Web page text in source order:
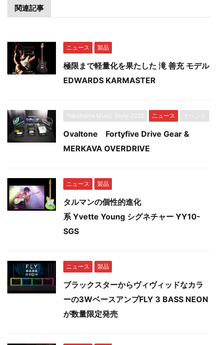
関連記事
ニュース 製品
極限まで軽量化を果たした 滝 善充 モデル
EDWARDS KARMASTER
Yokohama Music Style 2022 ニュース イベント
Ovaltone Fortyfive Drive Gear &
MERKAVA OVERDRIVE
ニュース 製品
タルマンの個性的進化
系 Yvette Young シグネチャー YY10-
SGS
ニュース 製品
ブラックスターからヴィヴィッドなカラ
ーの3WベースアンプFLY 3 BASS NEON
が数量限定発売